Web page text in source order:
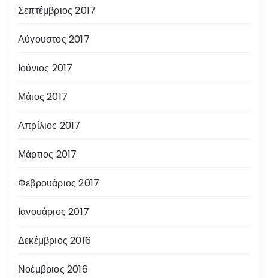
Σεπτέμβριος 2017
Αύγουστος 2017
Ιούνιος 2017
Μάιος 2017
Απρίλιος 2017
Μάρτιος 2017
Φεβρουάριος 2017
Ιανουάριος 2017
Δεκέμβριος 2016
Νοέμβριος 2016